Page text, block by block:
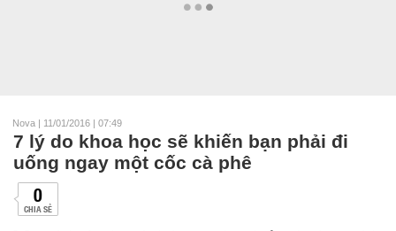
Nova | 11/01/2016 | 07:49
7 lý do khoa học sẽ khiến bạn phải đi
uống ngay một cốc cà phê
0
CHIA SẺ